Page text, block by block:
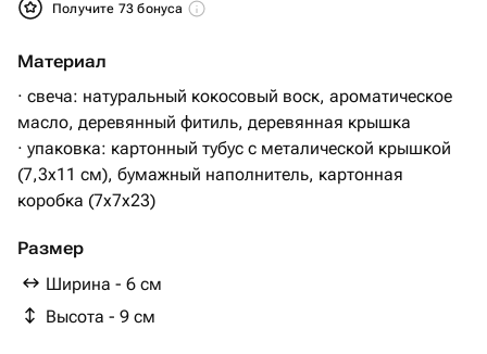
Получите 73 бонуса
Материал
· свеча: натуральный кокосовый воск, ароматическое
масло, деревянный фитиль, деревянная крышка
· упаковка: картонный тубус с металической крышкой
(7,3х11 см), бумажный наполнитель, картонная
коробка (7х7х23)
Размер
Ширина - 6 см
Высота - 9 см